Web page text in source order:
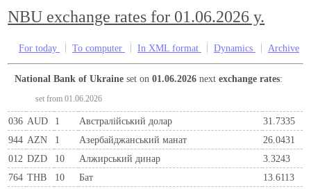
NBU exchange rates for 01.06.2026 y.
For today To computer In XML format Dynamics Archive
National Bank of Ukraine set on01.06.2026 nextexchange rates:
set from 01.06.2026
036 AUD 1 Австралійський долар
31.7335
944 AZN 1 Азербайджанський манат
26.0431
012 DZD 10 Алжирський динар
3.3243
764 THB 10 Бат
13.6113